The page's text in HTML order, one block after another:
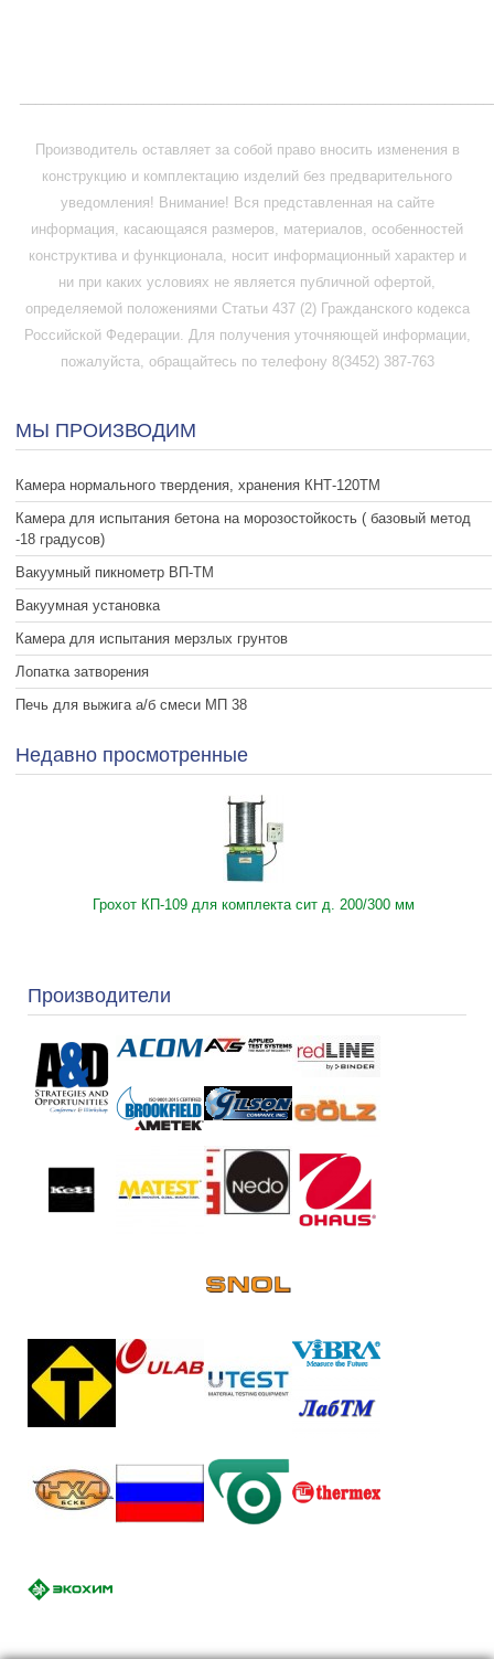
Производитель оставляет за собой право вносить изменения в
конструкцию и комплектацию изделий без предварительного
уведомления! Внимание! Вся представленная на сайте
информация, касающаяся размеров, материалов, особенностей
конструктива и функционала, носит информационный характер и
ни при каких условиях не является публичной офертой,
определяемой положениями Статьи 437 (2) Гражданского кодекса
Российской Федерации. Для получения уточняющей информации,
пожалуйста, обращайтесь по телефону 8(3452) 387-763
МЫ ПРОИЗВОДИМ
Камера нормального твердения, хранения КНТ-120ТМ
Камера для испытания бетона на морозостойкость ( базовый метод
-18 градусов)
Вакуумный пикнометр ВП-ТМ
Вакуумная установка
Камера для испытания мерзлых грунтов
Лопатка затворения
Печь для выжига а/б смеси МП 38
Недавно просмотренные
Грохот КП-109 для комплекта сит д. 200/300 мм
Производители